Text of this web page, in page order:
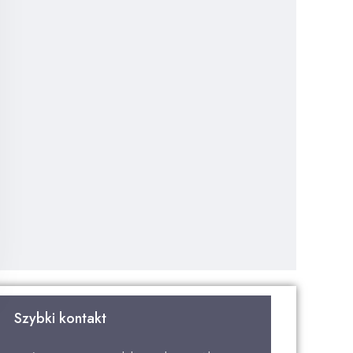
Szybki kontakt